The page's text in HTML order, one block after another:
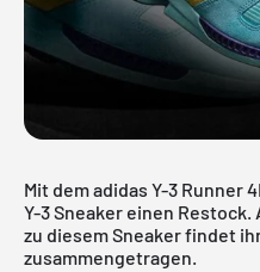
Mit dem adidas Y-3 Runner
Y-3 Sneaker einen
zu diesem Sneaker findet
zusammengetragen.